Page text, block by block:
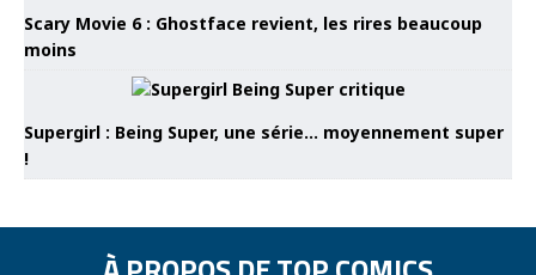
Scary Movie 6 : Ghostface revient, les rires beaucoup
moins
Supergirl : Being Super, une série… moyennement super
!